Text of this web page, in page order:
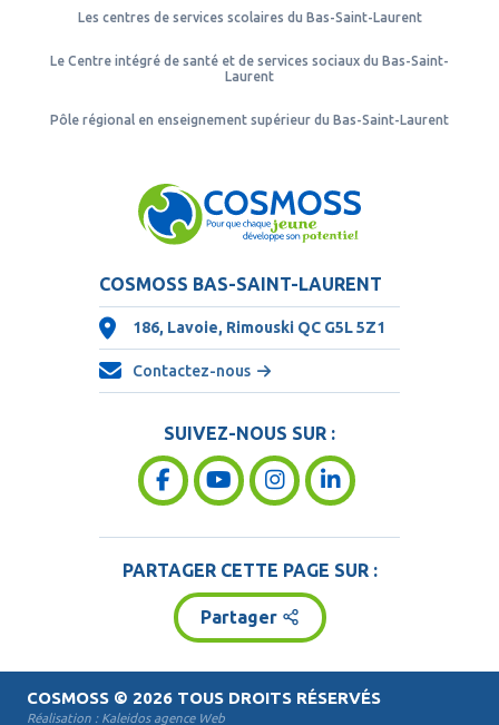
Les centres de services scolaires du Bas-Saint-Laurent
Le Centre intégré de santé et de services sociaux du Bas-Saint-
Laurent
Pôle régional en enseignement supérieur du Bas-Saint-Laurent
COSMOSS BAS-SAINT-LAURENT
186, Lavoie, Rimouski QC G5L 5Z1
Contactez-nous
SUIVEZ-NOUS SUR :
PARTAGER CETTE PAGE SUR :
Partager
COSMOSS© 2026 TOUS DROITS RÉSERVÉS
Réalisation : Kaleidos agence Web